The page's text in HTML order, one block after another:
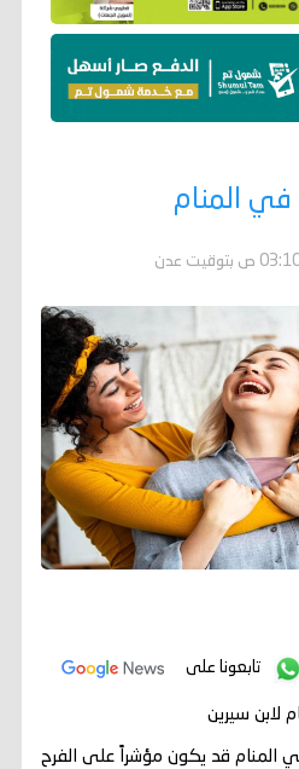
المنام
تابعونا على
لابن سيرين
المنام قد يكون مؤشراً على الفرح